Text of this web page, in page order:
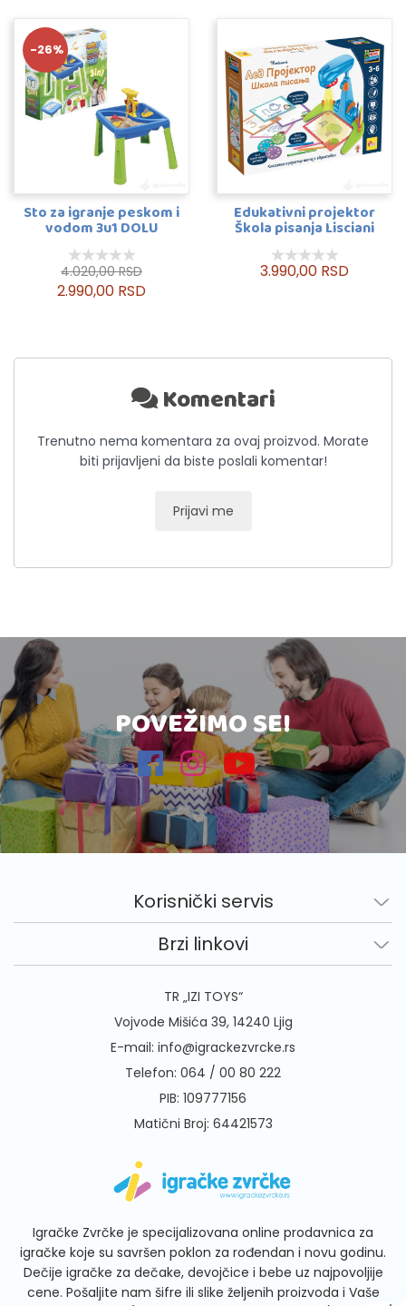
-26%
Sto za igranje peskom i
vodom 3u1 DOLU
4.020,00 RSD
2.990,00 RSD
Edukativni projektor
Škola pisanja Lisciani
3.990,00 RSD
Komentari
Trenutno nema komentara za ovaj proizvod. Morate
biti prijavljeni da biste poslali komentar!
Prijavi me
POVEŽIMO SE!
Korisnički servis
Brzi linkovi
TR „IZI TOYS“
Vojvode Mišića 39, 14240 Ljig
E-mail: info@igrackezvrcke.rs
Telefon: 064 / 00 80 222
PIB: 109777156
Matični Broj: 64421573
Igračke Zvrčke je specijalizovana online prodavnica za
igračke koje su savršen poklon za rođendan i novu godinu.
Dečije igračke za dečake, devojčice i bebe uz najpovoljije
cene. Pošaljite nam šifre ili slike željenih proizvoda i Vaše